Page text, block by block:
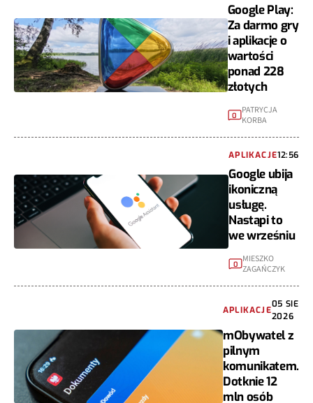
Google Play:
Za darmo gry
i aplikacje o
wartości
ponad 228
złotych
0 PATRYCJA
KORBA
APLIKACJE12:56
Google ubija
ikoniczną
usługę.
Nastąpi to
we wrześniu
0 MIESZKO
ZAGAŃCZYK
APLIKACJE
05 SIE
2026
mObywatel z
pilnym
komunikatem.
Dotknie 12
mln osób